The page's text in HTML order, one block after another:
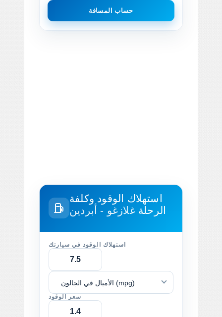
حساب المسافة
استهلاك الوقود وكلفة
الرحلةغلازغو - أبردين
استهلاك الوقود في سيارتك
الأميال في الجالون (mpg)
سعر الوقود